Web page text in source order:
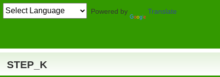
Powered by Translate
STEP_K